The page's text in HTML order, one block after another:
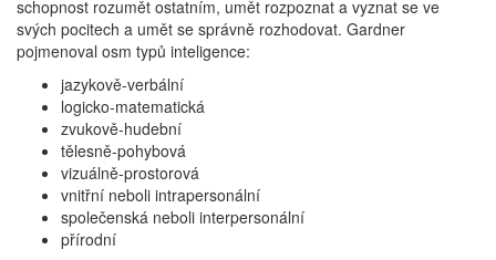
schopnost rozumět ostatním, umět rozpoznat a vyznat se ve
svých pocitech a umět se správně rozhodovat. Gardner
pojmenoval osm typů inteligence:
jazykově-verbální
logicko-matematická
zvukově-hudební
tělesně-pohybová
vizuálně-prostorová
vnitřní neboli intrapersonální
společenská neboli interpersonální
přírodní